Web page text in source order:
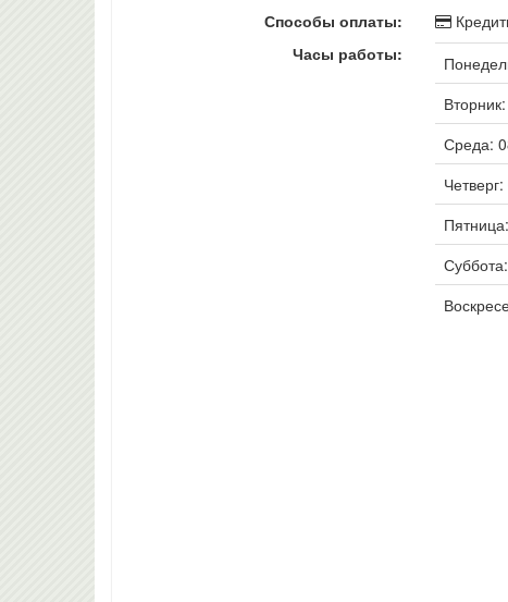
Способы оплаты:
Часы работы:
Среда: